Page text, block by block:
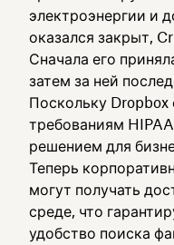
электроэнергии и
оказался закрыт,
Сначала его
затем за ней
Поскольку Dropbox
требованиям
решением для
Теперь
могут получать
среде, что
удобство поиска